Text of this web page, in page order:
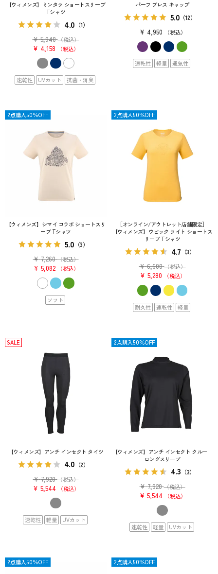
【ウィメンズ】ミンタラ ショートスリーブ
Tシャツ
4.0 （1）
¥ 5,940 （税込）
¥ 4,158 税込
速乾性 UVカット 抗菌・消臭
パーフ ブレス キャップ
5.0 （12）
¥ 4,950 税込
速乾性 軽量 通気性
【ウィメンズ】シマイ コラボ ショートスリ
ーブ Tシャツ
5.0 （3）
¥ 7,260 （税込）
¥ 5,082 税込
OUTLET
ソフト
2点購入50％OFF
［オンライン/アウトレット店舗限定］
【ウィメンズ】ウビック ライト ショートス
リーブ Tシャツ
4.7 （3）
¥ 6,600 （税込）
¥ 5,280 税込
SALE
耐久性 速乾性 軽量
2点購入50％OFF
【ウィメンズ】アンチ インセクト タイツ
4.0 （2）
¥ 7,920 （税込）
¥ 5,544 税込
SALE
速乾性 軽量 UVカット
【ウィメンズ】アンチ インセクト クルー
ロングスリーブ
4.3 （3）
¥ 7,920 （税込）
¥ 5,544 税込
OUTLET
速乾性 軽量 UVカット
2点購入50％OFF
SALE
2点購入50％OFF SALE
2点購入50％OFF